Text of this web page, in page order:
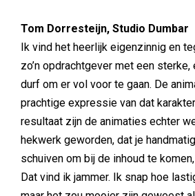
Tom Dorresteijn, Studio Dumbar
Ik vind het heerlijk eigenzinnig en
zo’n opdrachtgever met een
durf om er vol voor te gaan. De
prachtige expressie van dat
resultaat zijn de animaties echter
hekwerk geworden, dat je
schuiven om bij de inhoud te
Dat vind ik jammer. Ik snap hoe